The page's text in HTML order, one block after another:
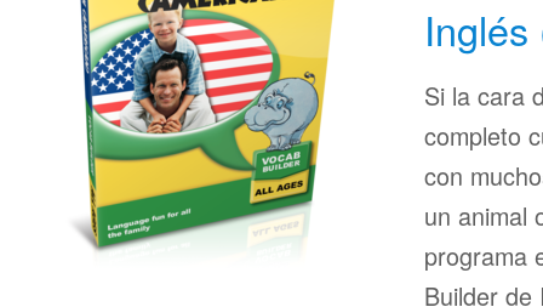
Si la cara
completo
con
un animal
programa
Builder de